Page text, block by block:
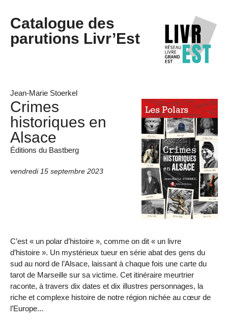
Catalogue des
parutions Livr’Est
Jean-Marie Stoerkel
Crimes
historiques en
Alsace
Éditions du Bastberg
vendredi 15 septembre 2023
C’est « un polar d’histoire », comme on dit « un livre
d’histoire ». Un mystérieux tueur en série abat des gens du
sud au nord de l’Alsace, laissant à chaque fois une carte du
tarot de Marseille sur sa victime. Cet itinéraire meurtrier
raconte, à travers dix dates et dix illustres personnages, la
riche et complexe histoire de notre région nichée au cœur de
l’Europe...